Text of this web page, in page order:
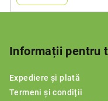
Informații pentru
Expediere și plată
Termeni și condiții